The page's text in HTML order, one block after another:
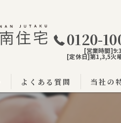
0120-
[営業時間
[定休日]第1,3,5火
よくある質問 当社の